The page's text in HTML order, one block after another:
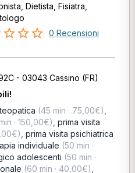
Dietista, Fisiatra,
0 Recensioni
- 03043 Cassino (FR)
(45 min · 75,00€)
· 150,00€) prima visita
prima visita psichiatrica
individuale (50 min ·
adolescenti (50 min ·
(60 min · 40,00€)